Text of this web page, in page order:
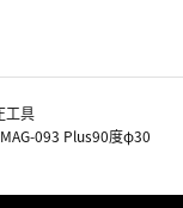
工具
093 Plus90度φ30